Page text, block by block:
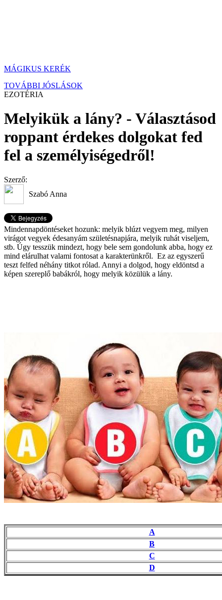
MÁGIKUS KERÉK
TOVÁBBI JÓSLÁSOK
EZOTÉRIA
Melyikük a lány? - Választásod
roppant érdekes dolgokat fed
fel a személyiségedről!
Szerző:
Szabó Anna
Mindennapdöntéseket hozunk: melyik blúzt vegyem meg, milyen
virágot vegyek édesanyám születésnapjára, melyik ruhát viseljem,
stb. Úgy tesszük mindezt, hogy bele sem gondolunk abba, hogy ez
mind elárulhat valami fontosat a karakterünkről. Ez az egyszerű
teszt felfed néhány titkot rólad. Annyi a dolgod, hogy eldöntsd a
képen szereplő babákról, hogy melyik közülük a lány.
A
B
C
D